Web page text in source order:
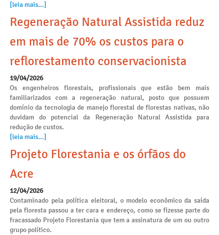
[leia mais...]
Regeneração Natural Assistida reduz
em mais de 70% os custos para o
reflorestamento conservacionista
19/04/2026
Os engenheiros florestais, profissionais que estão bem mais
familiarizados com a regeneração natural, posto que possuem
domínio da tecnologia de manejo florestal de florestas nativas, não
duvidam do potencial da Regeneração Natural Assistida para
redução de custos.
[leia mais...]
Projeto Florestania e os órfãos do
Acre
12/04/2026
Contaminado pela política eleitoral, o modelo econômico da saída
pela floresta passou a ter cara e endereço, como se fizesse parte do
fracassado Projeto Florestania que tem a assinatura de um ou outro
grupo político.